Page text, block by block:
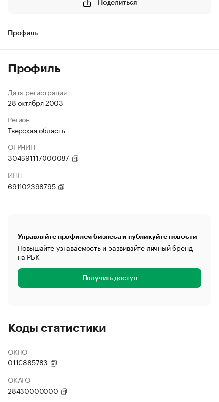
Поделиться
Профиль
Профиль
Дата регистрации
28 октября 2003
Регион
Тверская область
ОГРНИП
304691117000087
ИНН
691102398795
Управляйте профилем бизнеса и публикуйте новости
Повышайте узнаваемость и развивайте личный бренд
на РБК
Получить доступ
Коды статистики
ОКПО
0110885783
ОКАТО
28430000000